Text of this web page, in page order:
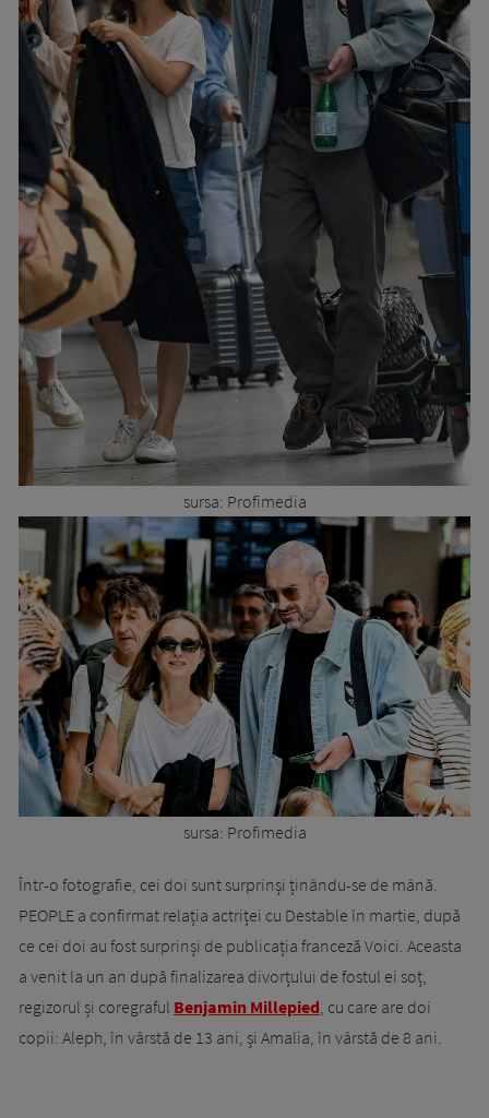
sursa: Profimedia
sursa: Profimedia
Într-o fotografie, cei doi sunt surprinși ținându-se de mână.
PEOPLE a confirmat relația actriței cu Destable în martie, după
ce cei doi au fost surprinși de publicația franceză Voici. Aceasta
a venit la un an după finalizarea divorțului de fostul ei soț,
regizorul și coregraful Benjamin Millepied, cu care are doi
copii: Aleph, în vârstă de 13 ani, și Amalia, în vârstă de 8 ani.